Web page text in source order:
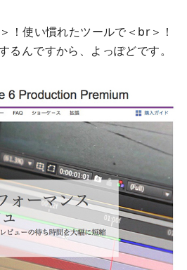
！使い慣れたツールで＜br＞！
るんですから、よっぽどです。